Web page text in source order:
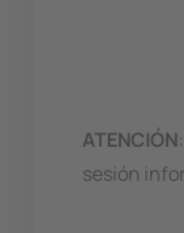
ATENCIÓN
sesión